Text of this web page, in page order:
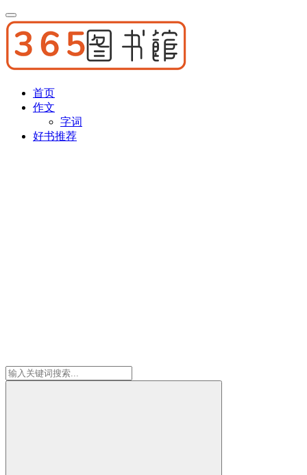
首页
作文
字词
好书推荐